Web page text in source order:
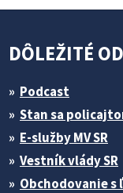
DÔLEŽITÉ
Podcast
Stan sa
E-služby MV SR
Vestník vlády SR
Obchodovanie s